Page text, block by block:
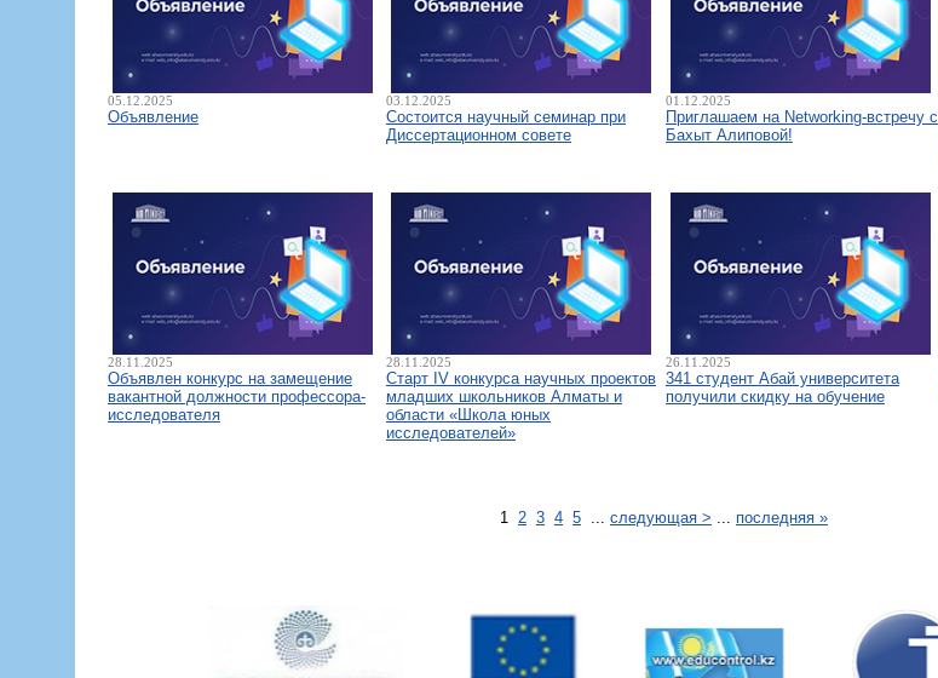
05.12.2025
Объявление
03.12.2025
Состоится научный семинар при
Диссертационном совете
01.12.2025
Приглашаем на Networking-встречу с
Бахыт Алиповой!
28.11.2025
Объявлен конкурс на замещение
вакантной должности профессора-
исследователя
28.11.2025
Старт IV конкурса научных проектов
младших школьников Алматы и
области «Школа юных
исследователей»
26.11.2025
341 студент Абай университета
получили скидку на обучение
1 2 3 4 5 ... следующая > ... последняя »